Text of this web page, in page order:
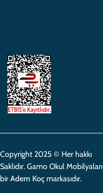
Copyright 2025 © Her hakkı
Saklıdır. Gamo Okul Mobilyaları
bir Adem Koç markasıdır.